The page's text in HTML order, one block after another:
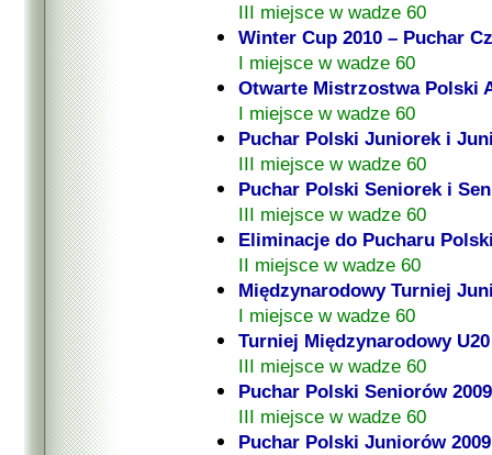
III miejsce w wadze 60
Winter Cup 2010 – Puchar
I miejsce w wadze 60
Otwarte Mistrzostwa Polski
I miejsce w wadze 60
Puchar Polski Juniorek i
III miejsce w wadze 60
Puchar Polski Seniorek i
III miejsce w wadze 60
Eliminacje do Pucharu
II miejsce w wadze 60
Międzynarodowy Turniej
I miejsce w wadze 60
Turniej Międzynarodowy
III miejsce w wadze 60
Puchar Polski Seniorów 2009
III miejsce w wadze 60
Puchar Polski Juniorów 2009